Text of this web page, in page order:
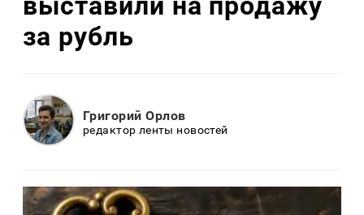
за рубль
Григорий Орлов
редактор ленты новостей